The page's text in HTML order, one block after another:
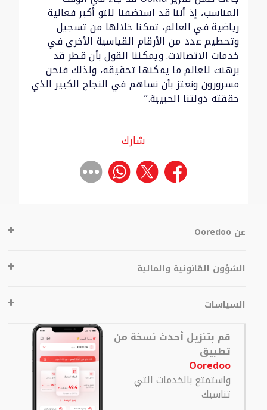
المناسب، إذ أننا قد استضفنا للتو أكبر فعالية
رياضية في العالم، تمكنا خلالها من تسجيل
وتحطيم عدد من الأرقام القياسية الأخرى في
خدمات الاتصالات. ويمكننا القول بأن قطر قد
برهنت للعالم ما يمكنها تحقيقه، ولذلك فنحن
مسرورون ونعتز بأن نساهم في النجاح الكبير الذي
حققته دولتنا الحبيبة.”
شارك
عن Ooredoo
الشؤون القانونية والمالية
السياسات
قم بتنزيل أحدث نسخة من
تطبيق
Ooredoo
واستمتع بالخدمات التي
تناسبك